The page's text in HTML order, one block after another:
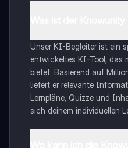
Unser KI-Begleiter ist ein
entwickeltes KI-Tool, das
bietet. Basierend auf
liefert er relevante
Lernpläne, Quizze und
sich deinem individuellen